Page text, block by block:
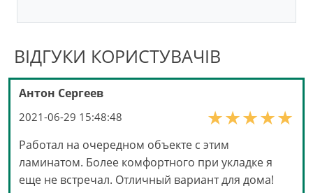
ВІДГУКИ КОРИСТУВАЧІВ
Антон Сергеев
2021-06-29 15:48:48
Работал на очередном объекте с этим
ламинатом. Более комфортного при укладке я
еще не встречал. Отличный вариант для дома!